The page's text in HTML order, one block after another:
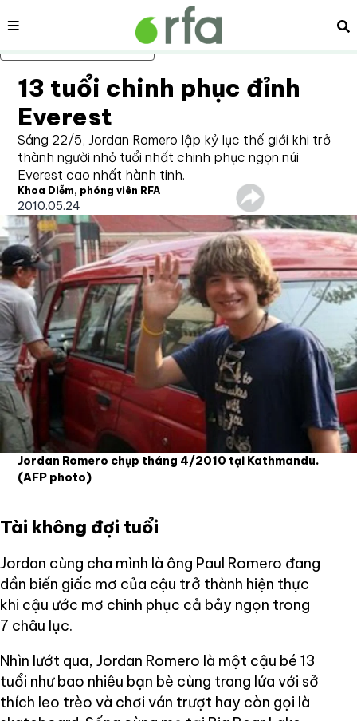
Bỏ qua nội dung chính
Nội dung
13 tuổi chinh phục đỉnh
Everest
Sáng 22/5, Jordan Romero lập kỷ lục thế giới khi trở
thành người nhỏ tuổi nhất chinh phục ngọn núi
Everest cao nhất hành tinh.
Khoa Diễm, phóng viên RFA
2010.05.24
Jordan Romero chụp tháng 4/2010 tại Kathmandu.
(AFP photo)
Tài không đợi tuổi
Jordan cùng cha mình là ông Paul Romero đang
dần biến giấc mơ của cậu trở thành hiện thực
khi cậu ước mơ chinh phục cả bảy ngọn trong
7 châu lục.
Nhìn lướt qua, Jordan Romero là một cậu bé 13
tuổi như bao nhiêu bạn bè cùng trang lứa với sở
thích leo trèo và chơi ván trượt hay còn gọi là